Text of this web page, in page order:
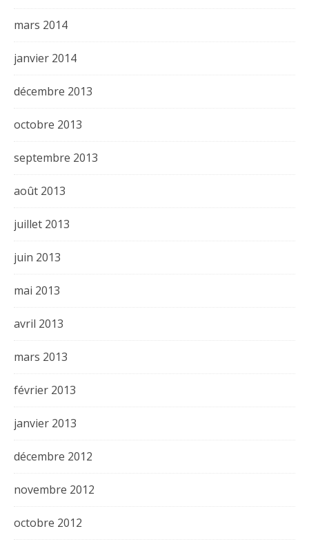
mars 2014
janvier 2014
décembre 2013
octobre 2013
septembre 2013
août 2013
juillet 2013
juin 2013
mai 2013
avril 2013
mars 2013
février 2013
janvier 2013
décembre 2012
novembre 2012
octobre 2012